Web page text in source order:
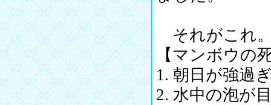
それがこれ
【マンボウの
1. 朝日が強過
2. 水中の泡が